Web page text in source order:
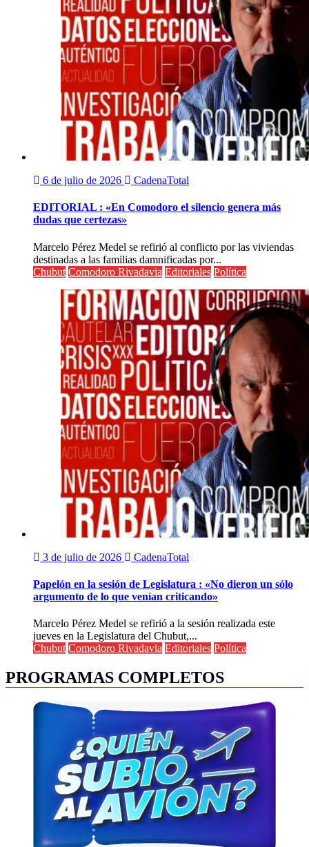
6 de julio de 2026 CadenaTotal
EDITORIAL : «En Comodoro el silencio genera más
dudas que certezas»
Marcelo Pérez Medel se refirió al conflicto por las viviendas
destinadas a las familias damnificadas por...
Chubut Comodoro Rivadavia Editoriales Política
3 de julio de 2026 CadenaTotal
Papelón en la sesión de Legislatura : «No dieron un sólo
argumento de lo que venían criticando»
Marcelo Pérez Medel se refirió a la sesión realizada este
jueves en la Legislatura del Chubut,...
Chubut Comodoro Rivadavia Editoriales Política
PROGRAMAS COMPLETOS